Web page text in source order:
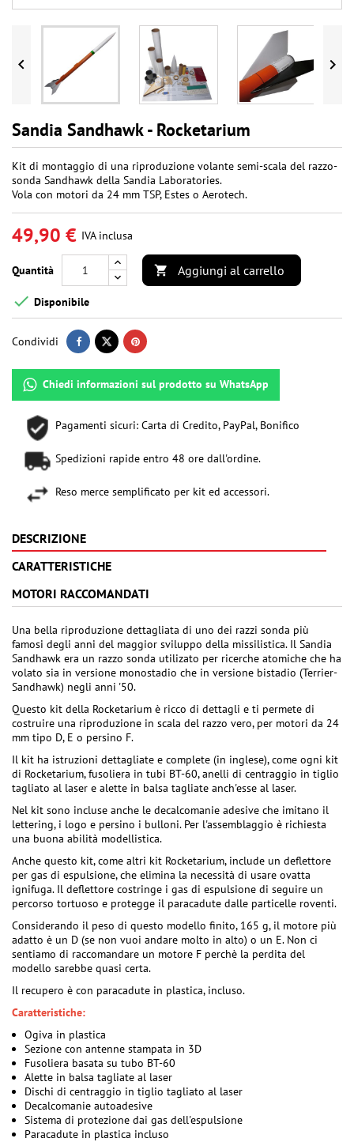
 
Sandia Sandhawk - Rocketarium
Kit di montaggio di una riproduzione volante semi-scala del razzo-
sonda Sandhawk della Sandia Laboratories.
Vola con motori da 24 mm TSP, Estes o Aerotech.
49,90 € IVA inclusa
Quantità  Aggiungi al carrello
 Disponibile
Condividi
Chiedi informazioni sul prodotto su WhatsApp
Pagamenti sicuri: Carta di Credito, PayPal, Bonifico
Spedizioni rapide entro 48 ore dall'ordine.
Reso merce semplificato per kit ed accessori.
DESCRIZIONE
CARATTERISTICHE
MOTORI RACCOMANDATI
Una bella riproduzione dettagliata di uno dei razzi sonda più
famosi degli anni del maggior sviluppo della missilistica. Il Sandia
Sandhawk era un razzo sonda utilizato per ricerche atomiche che ha
volato sia in versione monostadio che in versione bistadio (Terrier-
Sandhawk) negli anni '50.
Questo kit della Rocketarium è ricco di dettagli e ti permete di
costruire una riproduzione in scala del razzo vero, per motori da 24
mm tipo D, E o persino F.
Il kit ha istruzioni dettagliate e complete (in inglese), come ogni kit
di Rocketarium, fusoliera in tubi BT-60, anelli di centraggio in tiglio
tagliato al laser e alette in balsa tagliate anch'esse al laser.
Nel kit sono incluse anche le decalcomanie adesive che imitano il
lettering, i logo e persino i bulloni. Per l'assemblaggio è richiesta
una buona abilità modellistica.
Anche questo kit, come altri kit Rocketarium, include un deflettore
per gas di espulsione, che elimina la necessità di usare ovatta
ignifuga. Il deflettore costringe i gas di espulsione di seguire un
percorso tortuoso e protegge il paracadute dalle particelle roventi.
Considerando il peso di questo modello finito, 165 g, il motore più
adatto è un D (se non vuoi andare molto in alto) o un E. Non ci
sentiamo di raccomandare un motore F perchè la perdita del
modello sarebbe quasi certa.
Il recupero è con paracadute in plastica, incluso.
Caratteristiche:
Ogiva in plastica
Sezione con antenne stampata in 3D
Fusoliera basata su tubo BT-60
Alette in balsa tagliate al laser
Dischi di centraggio in tiglio tagliato al laser
Decalcomanie autoadesive
Sistema di protezione dai gas dell'espulsione
Paracadute in plastica incluso